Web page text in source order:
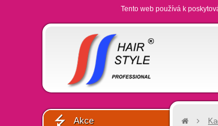
Tento web používá k
Akce